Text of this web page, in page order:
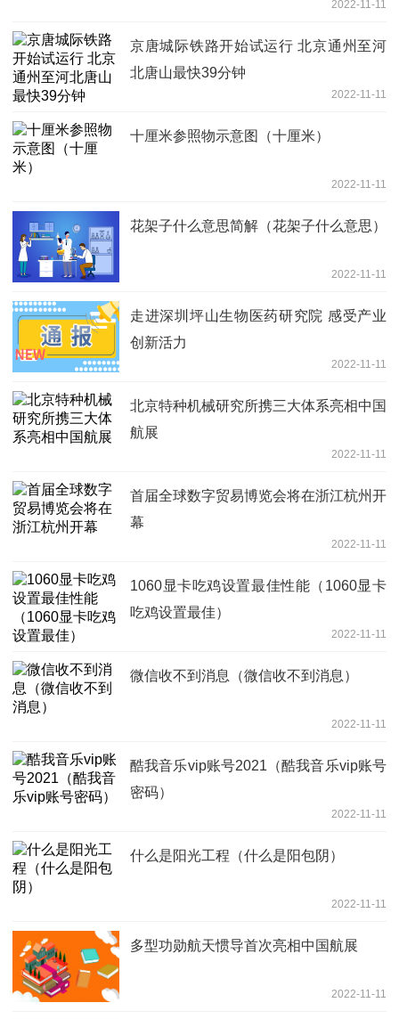
2022-11-11
京唐城际铁路开始试运行 北京通州至河
北唐山最快39分钟
2022-11-11
十厘米参照物示意图（十厘米）
2022-11-11
花架子什么意思简解（花架子什么意思）
2022-11-11
走进深圳坪山生物医药研究院 感受产业
创新活力
2022-11-11
北京特种机械研究所携三大体系亮相中国
航展
2022-11-11
首届全球数字贸易博览会将在浙江杭州开
幕
2022-11-11
1060显卡吃鸡设置最佳性能（1060显卡
吃鸡设置最佳）
2022-11-11
微信收不到消息（微信收不到消息）
2022-11-11
酷我音乐vip账号2021（酷我音乐vip账号
密码）
2022-11-11
什么是阳光工程（什么是阳包阴）
2022-11-11
多型功勋航天惯导首次亮相中国航展
2022-11-11